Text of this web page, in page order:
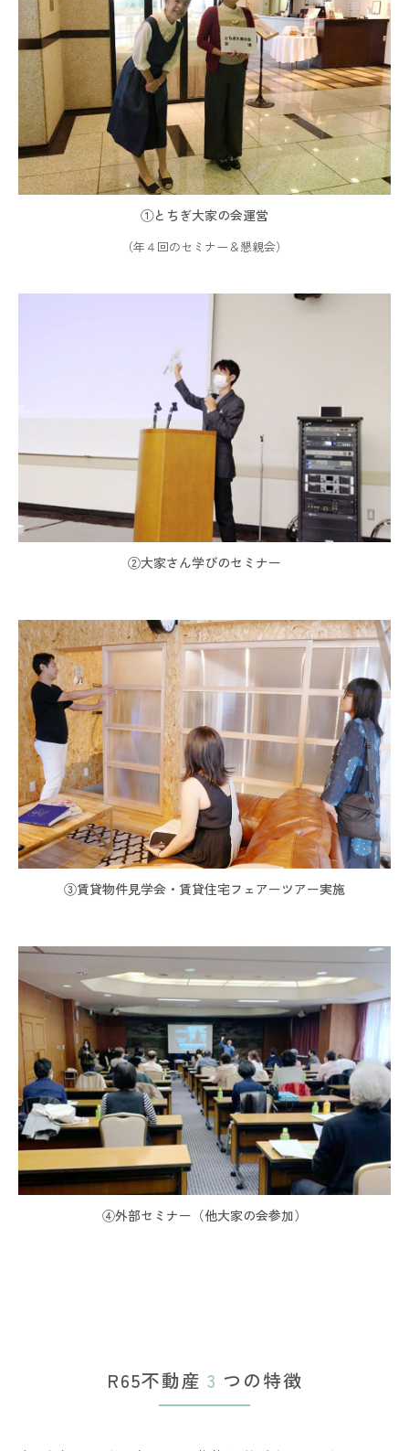
①とちぎ大家の会運営
（年４回のセミナー＆懇親会）
②大家さん学びのセミナー
③賃貸物件見学会・賃貸住宅フェアーツアー実施
④外部セミナー（他大家の会参加）
R65不動産 3 つの特徴